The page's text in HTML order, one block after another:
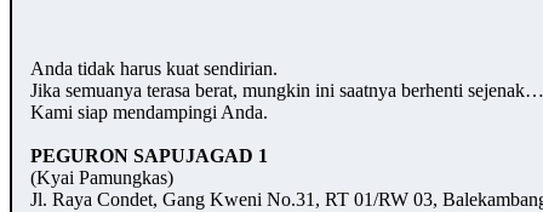
Anda tidak harus kuat sendirian.
Jika semuanya terasa berat, mungkin ini saatnya berhenti
Kami siap mendampingi Anda.
PEGURON SAPUJAGAD 1
(Kyai Pamungkas)
Jl. Raya Condet, Gang Kweni No.31, RT 01/RW 03,